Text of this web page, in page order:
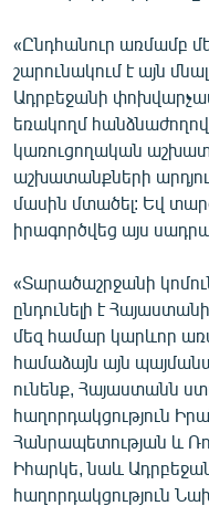
«Ընդհանուր առմամբ
շարունակում է այն
Ադրբեջանի
եռակողմ
կառուցողական
աշխատանքների
մասին մտածել: Եվ
իրագործվեց այս
«Տարածաշրջանի
ընդունելի է
մեզ համար կարևոր
համաձայն այն
ունենք, Հայաստանն
հաղորդակցություն
Հանրապետության և
Իհարկե, նաև
հաղորդակցություն